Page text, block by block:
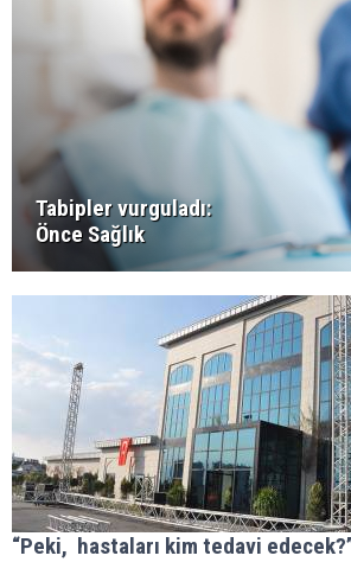
Tabipler vurguladı:
Önce Sağlık
“Peki, hastaları kim tedavi